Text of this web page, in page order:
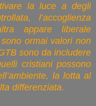
la luce a degli
l’accoglienza
appare liberale
ormai valori non
sono da includere
cristiani possono
la lotta al
differenziata.